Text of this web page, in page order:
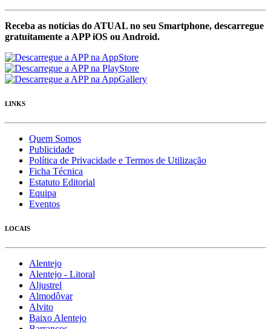
Receba as notícias do ATUAL no seu Smartphone, descarregue
gratuítamente a APP iOS ou Android.
LINKS
Quem Somos
Publicidade
Política de Privacidade e Termos de Utilização
Ficha Técnica
Estatuto Editorial
Equipa
Eventos
LOCAIS
Alentejo
Alentejo - Litoral
Aljustrel
Almodôvar
Alvito
Baixo Alentejo